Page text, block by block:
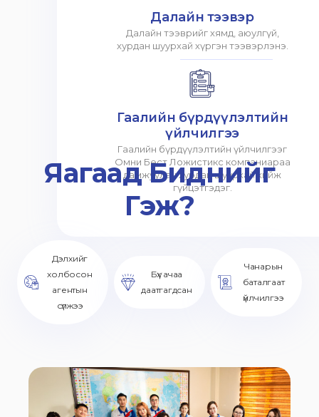
Далайн тээвэр
Далайн тээврийг хямд, аюулгүй,
хурдан шуурхай хүргэн тээвэрлэнэ.
Гаалийн бүрдүүлэлтийн
үйлчилгээ
Гаалийн бүрдүүлэлтийн үйлчилгээг
Омни Бест Ложистикс компаниараа
дамжуулан хурдан шуурхай хийж
гүйцэтгэдэг.
Яагаад Биднийг
Гэж?
Дэлхийг
холбосон
агентын
сүлжээ
Бүх ачаа
даатгагдсан
Чанарын
баталгаат
үйлчилгээ